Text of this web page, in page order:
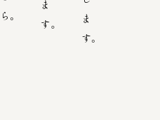
ら。
ま
す。
ま
す。